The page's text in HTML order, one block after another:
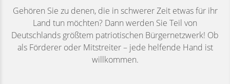
Gehören Sie zu denen, die in schwerer Zeit etwas für ihr
Land tun möchten? Dann werden Sie Teil von
Deutschlands größtem patriotischen Bürgernetzwerk! Ob
als Förderer oder Mitstreiter – jede helfende Hand ist
willkommen.